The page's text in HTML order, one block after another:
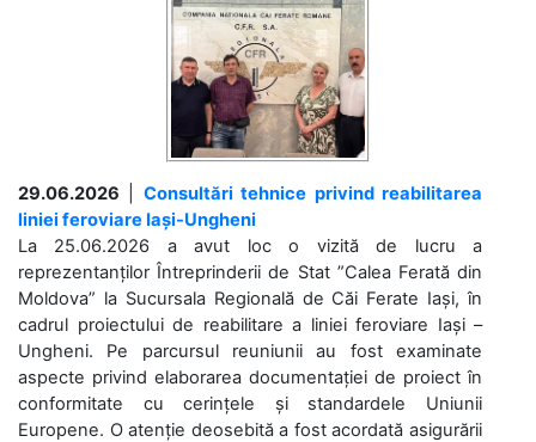
29.06.2026
Consultări tehnice privind reabilitarea
liniei feroviare Iași-Ungheni
La 25.06.2026 a avut loc o vizită de lucru a
reprezentanților Întreprinderii de Stat ”Calea Ferată din
Moldova” la Sucursala Regională de Căi Ferate Iași, în
cadrul proiectului de reabilitare a liniei feroviare Iași –
Ungheni. Pe parcursul reuniunii au fost examinate
aspecte privind elaborarea documentației de proiect în
conformitate cu cerințele și standardele Uniunii
Europene. O atenție deosebită a fost acordată asigurării